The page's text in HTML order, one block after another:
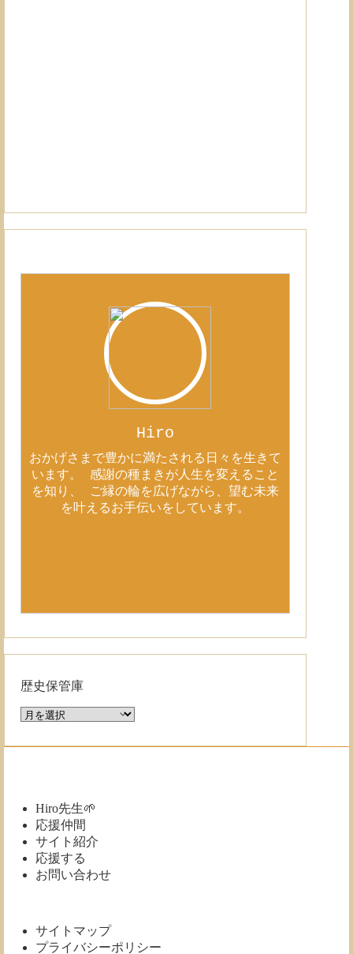
Hiro
おかげさまで豊かに満たされる日々を生きて
います。 感謝の種まきが人生を変えること
を知り、 ご縁の輪を広げながら、望む未来
を叶えるお手伝いをしています。
歴史保管庫
歴
保
Hiro先生🌱
応援仲間
サイト紹介
応援する
お問い合わせ
サイトマップ
プライバシーポリシー